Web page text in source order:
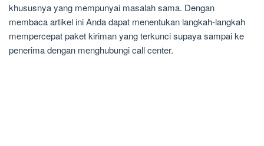
khususnya yang mempunyai masalah sama. Dengan
membaca artikel ini Anda dapat menentukan langkah-langkah
mempercepat paket kiriman yang terkunci supaya sampai ke
penerima dengan menghubungi call center.